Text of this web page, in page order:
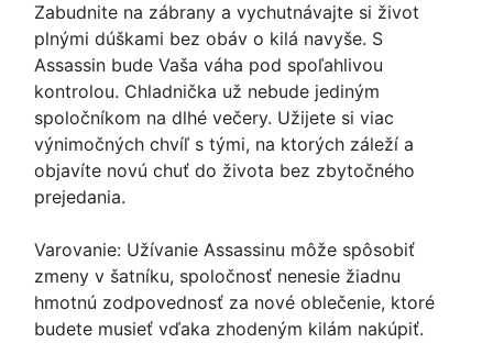
Zabudnite na zábrany a vychutnávajte si život
plnými dúškami bez obáv o kilá navyše. S
Assassin bude Vaša váha pod spoľahlivou
kontrolou. Chladnička už nebude jediným
spoločníkom na dlhé večery. Užijete si viac
výnimočných chvíľ s tými, na ktorých záleží a
objavíte novú chuť do života bez zbytočného
prejedania.
Varovanie: Užívanie Assassinu môže spôsobiť
zmeny v šatníku, spoločnosť nenesie žiadnu
hmotnú zodpovednosť za nové oblečenie, ktoré
budete musieť vďaka zhodeným kilám nakúpiť.